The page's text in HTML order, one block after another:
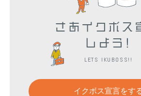
さあイクボス
しよう!
LETS IKUBOSS!!
イクボス宣言をす